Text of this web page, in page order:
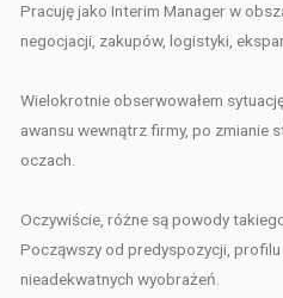
Pracuję jako Interim Manager w
negocjacji, zakupów, logistyki,
Wielokrotnie obserwowałem
awansu wewnątrz firmy, po zmianie
oczach.
Oczywiście, różne są powody
Począwszy od predyspozycji,
nieadekwatnych wyobrażeń.